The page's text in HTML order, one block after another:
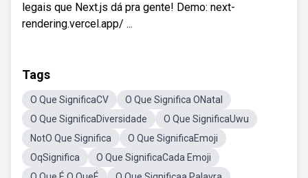
legais que Next.js dá pra gente! Demo: next-
rendering.vercel.app/ ...
Tags
O Que SignificaCV
O Que Significa ONatal
O Que SignificaDiversidade
O Que SignificaUwu
NotO Que Significa
O Que SignificaEmoji
OqSignifica
O Que SignificaCada Emoji